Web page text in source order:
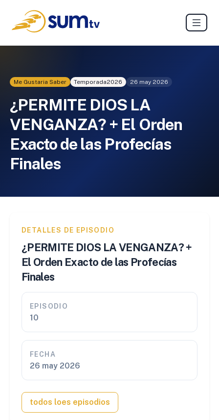
Me Gustaria Saber Temporada2026 26 may 2026
¿PERMITE DIOS LA
VENGANZA? + El Orden
Exacto de las Profecías
Finales
DETALLES DE EPISODIO
¿PERMITE DIOS LA VENGANZA? +
El Orden Exacto de las Profecías
Finales
EPISODIO
10
FECHA
26 may 2026
todos loes episodios